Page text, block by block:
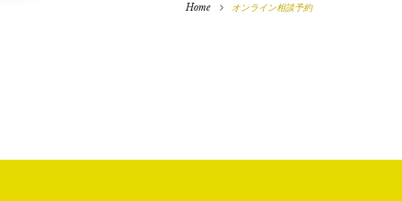
Home オンライン相談予約